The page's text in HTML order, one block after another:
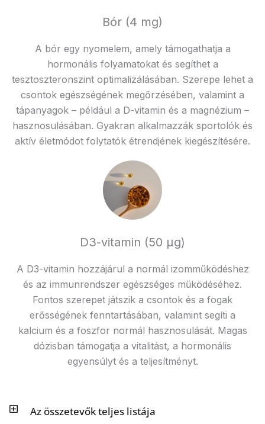
Bór (4 mg)
A bór egy nyomelem, amely támogathatja a
hormonális folyamatokat és segíthet a
tesztoszteronszint optimalizálásában. Szerepe lehet a
csontok egészségének megőrzésében, valamint a
tápanyagok – például a D-vitamin és a magnézium –
hasznosulásában. Gyakran alkalmazzák sportolók és
aktív életmódot folytatók étrendjének kiegészítésére.
D3-vitamin (50 μg)
A D3-vitamin hozzájárul a normál izomműködéshez
és az immunrendszer egészséges működéséhez.
Fontos szerepet játszik a csontok és a fogak
erősségének fenntartásában, valamint segíti a
kalcium és a foszfor normál hasznosulását. Magas
dózisban támogatja a vitalitást, a hormonális
egyensúlyt és a teljesítményt.
Az összetevők teljes listája